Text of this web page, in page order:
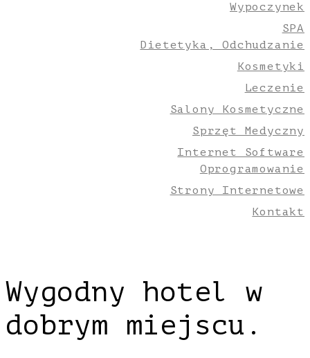
Wypoczynek
SPA
Dietetyka, Odchudzanie
Kosmetyki
Leczenie
Salony Kosmetyczne
Sprzęt Medyczny
Internet Software
Oprogramowanie
Strony Internetowe
Kontakt
Wygodny hotel w
dobrym miejscu.